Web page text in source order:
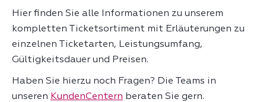
Hier finden Sie alle Informationen zu unserem
kompletten Ticketsortiment mit Erläuterungen zu
einzelnen Ticketarten, Leistungsumfang,
Gültigkeitsdauer und Preisen.
Haben Sie hierzu noch Fragen? Die Teams in
unseren KundenCentern beraten Sie gern.